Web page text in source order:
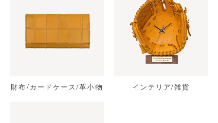
財布/カードケース/革小物 インテリア/雑貨